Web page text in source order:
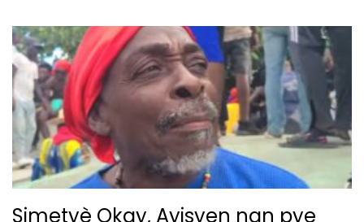
Simetyè Okay, Ayisyen nan pye